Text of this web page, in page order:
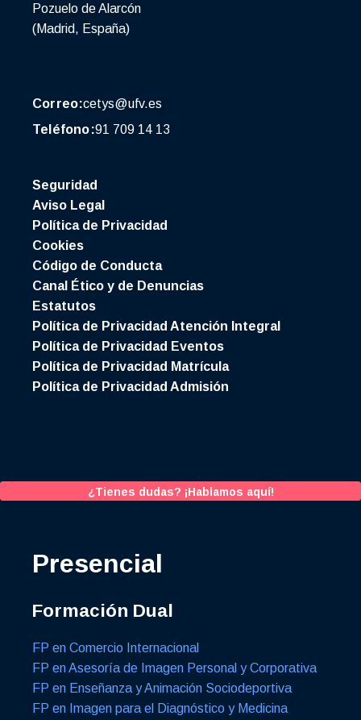
Pozuelo de Alarcón
(Madrid, España)
Correo:cetys@ufv.es
Teléfono:91 709 14 13
Seguridad
Aviso Legal
Política de Privacidad
Cookies
Código de Conducta
Canal Ético y de Denuncias
Estatutos
Política de Privacidad Atención Integral
Política de Privacidad Eventos
Política de Privacidad Matrícula
Política de Privacidad Admisión
¿Tienes dudas? ¡Hablamos aquí!
Presencial
Formación Dual
FP en Comercio Internacional
FP en Asesoría de Imagen Personal y Corporativa
FP en Enseñanza y Animación Sociodeportiva
FP en Imagen para el Diagnóstico y Medicina